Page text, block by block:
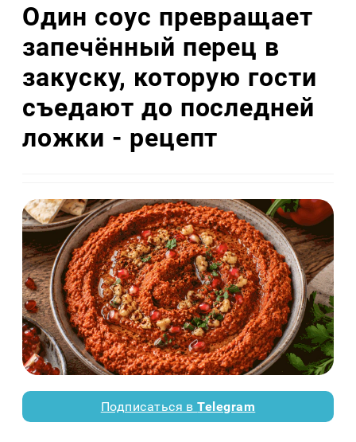
Один соус превращает
запечённый перец в
закуску, которую гости
съедают до последней
ложки - рецепт
Подписаться вTelegram